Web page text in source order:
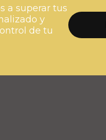
a superar tus
y
de tu